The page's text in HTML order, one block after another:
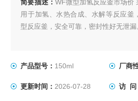
简要描述： WF微型加氢反应釜市场价
用于加氢、水热合成、水解等反应釜
型反应釜，安全可靠，密封性好无泄漏
产品型号： 150ml 厂商
更新时间： 2026-07-28 访 问